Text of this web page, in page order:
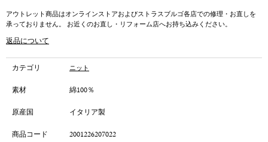
アウトレット商品はオンラインストアおよびストラスブルゴ各店での修理・お直しを
承っておりません。 お近くのお直し・リフォーム店へお持ち込みください。
返品について
カテゴリ ニット
素材
綿100％
原産国
イタリア製
商品コード
2001226207022